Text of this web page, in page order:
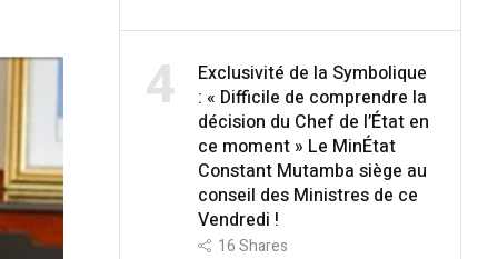
4
Exclusivité de la Symbolique
: « Difficile de comprendre la
décision du Chef de l’État en
ce moment » Le MinÉtat
Constant Mutamba siège au
conseil des Ministres de ce
Vendredi !
16Shares